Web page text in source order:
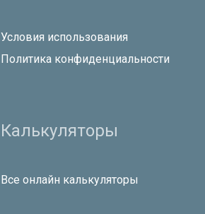
Условия использования
Политика конфиденциальности
Калькуляторы
Все онлайн калькуляторы